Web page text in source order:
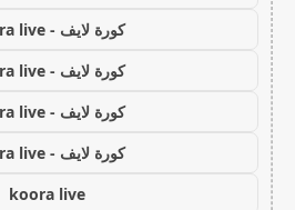
كورة لايف - koora live
كورة لايف - koora live
كورة لايف - koora live
كورة لايف - koora live
koora live